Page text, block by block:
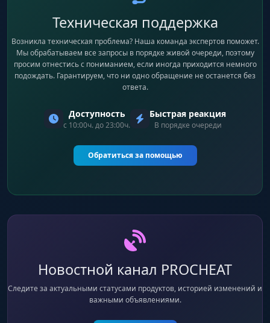
Техническая поддержка
Возникла техническая проблема? Наша команда экспертов поможет.
Мы обрабатываем все запросы в порядке живой очереди, поэтому
просим отнестись с пониманием, если иногда приходится немного
подождать. Гарантируем, что ни одно обращение не останется без
ответа.
Доступность
с 10:00ч. до 23:00ч.
Быстрая реакция
В порядке очереди
Обратиться за помощью
Новостной канал PROCHEAT
Следите за актуальными статусами продуктов, историей изменений и
важными объявлениями.